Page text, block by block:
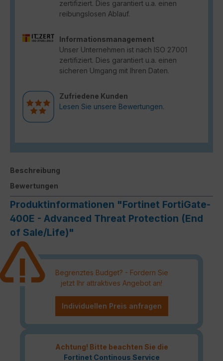
zertifiziert. Dies garantiert u.a. einen
reibungslosen Ablauf.
Informationsmanagement
Unser Unternehmen ist nach ISO 27001
zertifiziert. Dies garantiert u.a. einen
sicheren Umgang mit Ihren Daten.
Zufriedene Kunden
Lesen Sie unsere Bewertungen.
Beschreibung
Bewertungen
Produktinformationen "Fortinet FortiGate-
400E - Advanced Threat Protection (End
of Sale/Life)"
Begrenztes Budget? - Fordern Sie
jetzt Ihr attraktives Angebot an!
Individuellen Preis anfragen
Achtung! Bitte beachten Sie die
Fortinet Continous Service